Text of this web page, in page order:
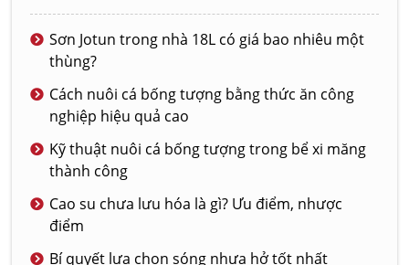
Sơn Jotun trong nhà 18L có giá bao nhiêu một
thùng?
Cách nuôi cá bống tượng bằng thức ăn công
nghiệp hiệu quả cao
Kỹ thuật nuôi cá bống tượng trong bể xi măng
thành công
Cao su chưa lưu hóa là gì? Ưu điểm, nhược
điểm
Bí quyết lựa chọn sóng nhựa hở tốt nhất